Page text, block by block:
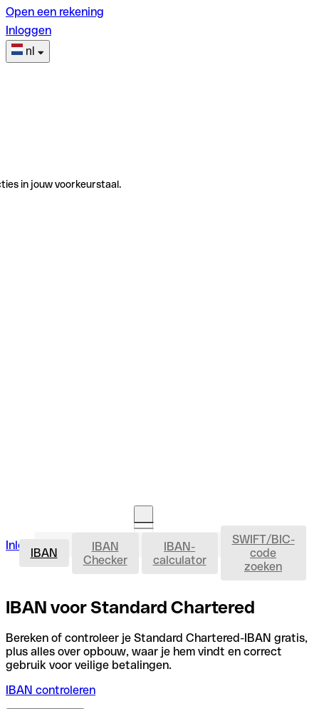
Open een rekening
Inloggen
nl
in jouw voorkeurstaal.
Inloggen Rekening openen IBAN
IBAN
IBAN
Checker
IBAN-
calculator
SWIFT/BIC-
code
zoeken
IBAN voor Standard Chartered
Bereken of controleer je Standard Chartered-IBAN gratis,
plus alles over opbouw, waar je hem vindt en correct
gebruik voor veilige betalingen.
IBAN controleren